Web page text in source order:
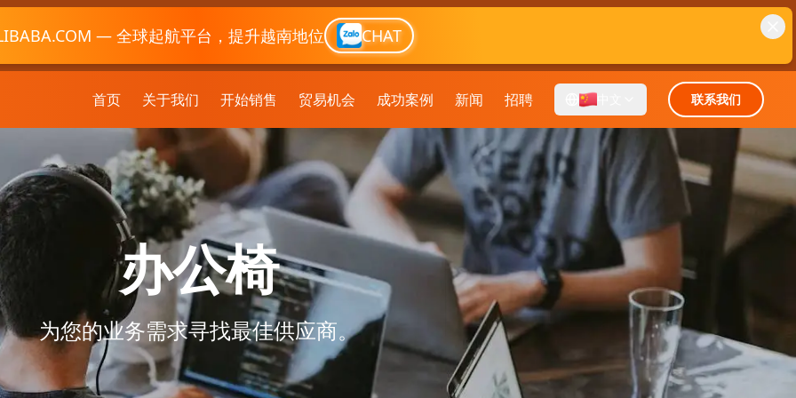
— 全球起航平台，提升越南地位 CHAT
首页 关于我们 开始销售 贸易机会 成功案例 新闻 招聘 联系我们
办公椅
为您的业务需求寻找最佳供应商。